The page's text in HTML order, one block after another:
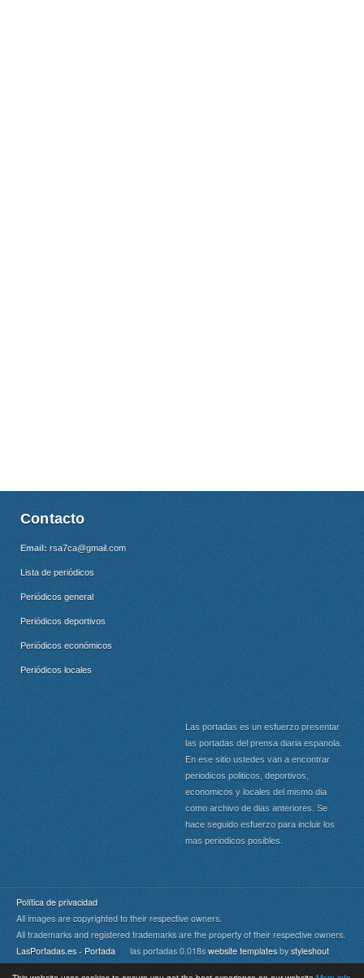
Contacto
Email: rsa7ca@gmail.com
Lista de periódicos
Periódicos general
Periódicos deportivos
Periódicos económicos
Periódicos locales
Las portadas es un esfuerzo presentar
las portadas del prensa diaria espanola.
En ese sitio ustedes van a encontrar
periodicos politicos, deportivos,
economicos y locales del mismo dia
como archivo de dias anteriores. Se
hace seguido esfuerzo para incluir los
mas periodicos posibles.
Política de privacidad
All images are copyrighted to their respective owners.
All trademarks and registered trademarks are the property of their respective owners.
LasPortadas.es - Portada las portadas 0.018s website templates by styleshout